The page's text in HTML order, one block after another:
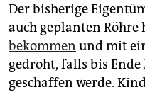
Der bisherige
auch geplanten Röhre
bekommen und mit
gedroht, falls bis
geschaffen werde.